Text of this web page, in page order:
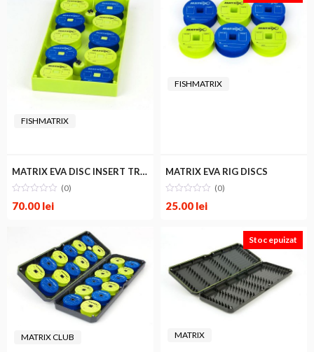
FISHMATRIX
MATRIX EVA DISC INSERT TRAY
(0)
70.00 lei
FISHMATRIX
MATRIX EVA RIG DISCS
(0)
25.00 lei
MATRIX CLUB
Stoc epuizat
MATRIX